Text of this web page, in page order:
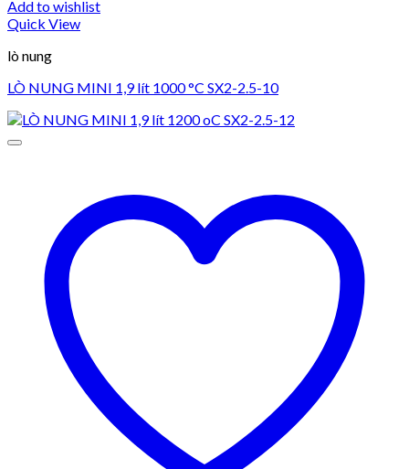
Add to wishlist
Quick View
lò nung
LÒ NUNG MINI 1,9 lít 1000 °C SX2-2.5-10